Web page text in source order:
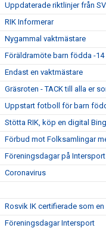
Uppdaterade riktlinjer från
RIK Informerar
Nygammal vaktmästare
Föräldramöte barn födda -14
Endast en vaktmästare
Gräsroten - TACK till alla er
Uppstart fotboll för barn
Stötta RIK, köp en digital
Förbud mot Folksamlingar
Föreningsdagar på Intersport
Coronavirus
Rosvik IK certifierade som
Föreningsdagar Intersport